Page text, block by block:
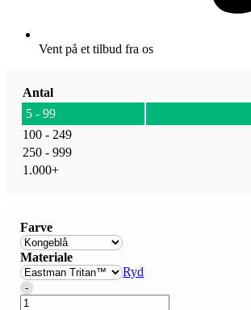
Vent på et tilbud fra os
Antal
5 - 99
100 - 249
250 - 999
1.000+
Farve
Materiale
Ryd
Quantity
-